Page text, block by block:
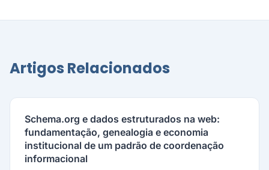
Artigos Relacionados
Schema.org e dados estruturados na web:
fundamentação, genealogia e economia
institucional de um padrão de coordenação
informacional